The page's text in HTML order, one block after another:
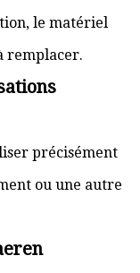
le matériel
remplacer.
précisément
ou une autre